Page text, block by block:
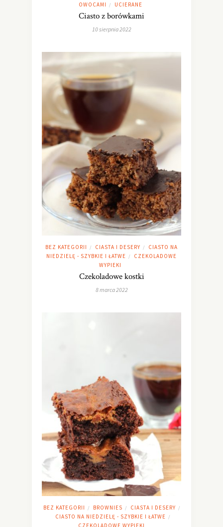
OWOCAMI
/ UCIERANE
Ciasto z borówkami
10 sierpnia 2022
BEZ KATEGORII / CIASTA I DESERY /
CIASTO NA
NIEDZIELĘ - SZYBKIE I ŁATWE /
CZEKOLADOWE
WYPIEKI
Czekoladowe kostki
8 marca 2022
BEZ KATEGORII / BROWNIES / CIASTA I DESERY /
CIASTO NA NIEDZIELĘ - SZYBKIE I ŁATWE /